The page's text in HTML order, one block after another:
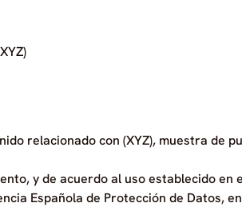
relacionado con (XYZ), muestra de
y de acuerdo al uso establecido
Española de Protección de Datos,